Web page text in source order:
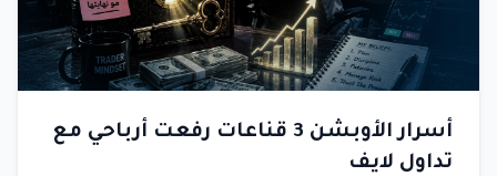
أسرار الأوبشن 3 قناعات رفعت أرباحي مع
تداول لايف